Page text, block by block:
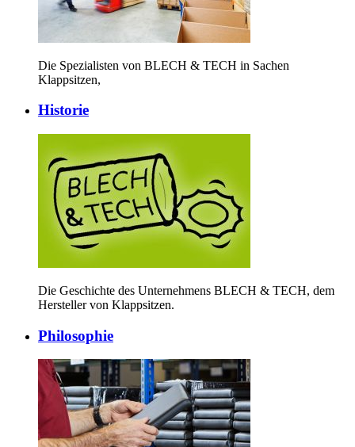
Die Spezialisten von BLECH & TECH in Sachen
Klappsitzen,
Historie
Die Geschichte des Unternehmens BLECH & TECH, dem
Hersteller von Klappsitzen.
Philosophie